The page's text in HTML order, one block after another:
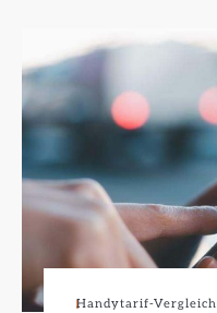
Handytarif-Vergleich